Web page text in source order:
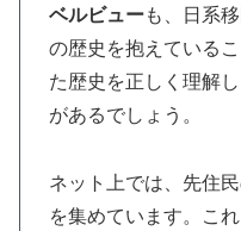
ベルビューも、日系
の歴史を抱えている
た歴史を正しく理解
があるでしょう。
ネット上では、先住
を集めています。こ